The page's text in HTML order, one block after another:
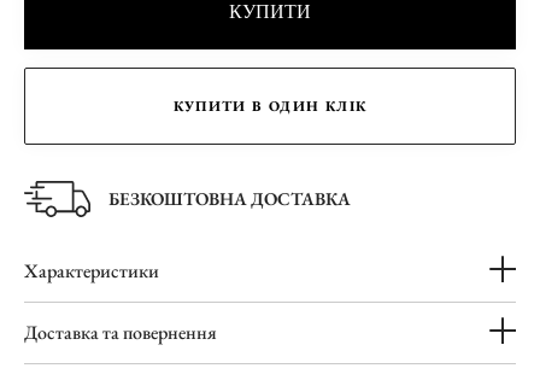
КУПИТИ
КУПИТИ В ОДИН КЛІК
БЕЗКОШТОВНА ДОСТАВКА
Характеристики
Доставка та повернення